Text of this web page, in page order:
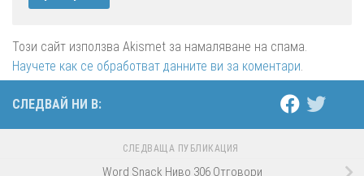
Този сайт използва Akismet за намаляване на спама.
Научете как се обработват данните ви за коментари.
СЛЕДВАЙ НИ В:
СЛЕДВАЩА ПУБЛИКАЦИЯ
Word Snack Ниво 306 Отговори